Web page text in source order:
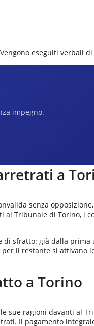
eseguiti verbali
impegno.
a
senza
Tribunale di Torino, i
sfratto: già dalla
il restante si attivano
a Torino
sue ragioni davanti al
Il pagamento